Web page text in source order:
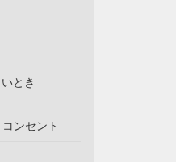
とき
ンセント